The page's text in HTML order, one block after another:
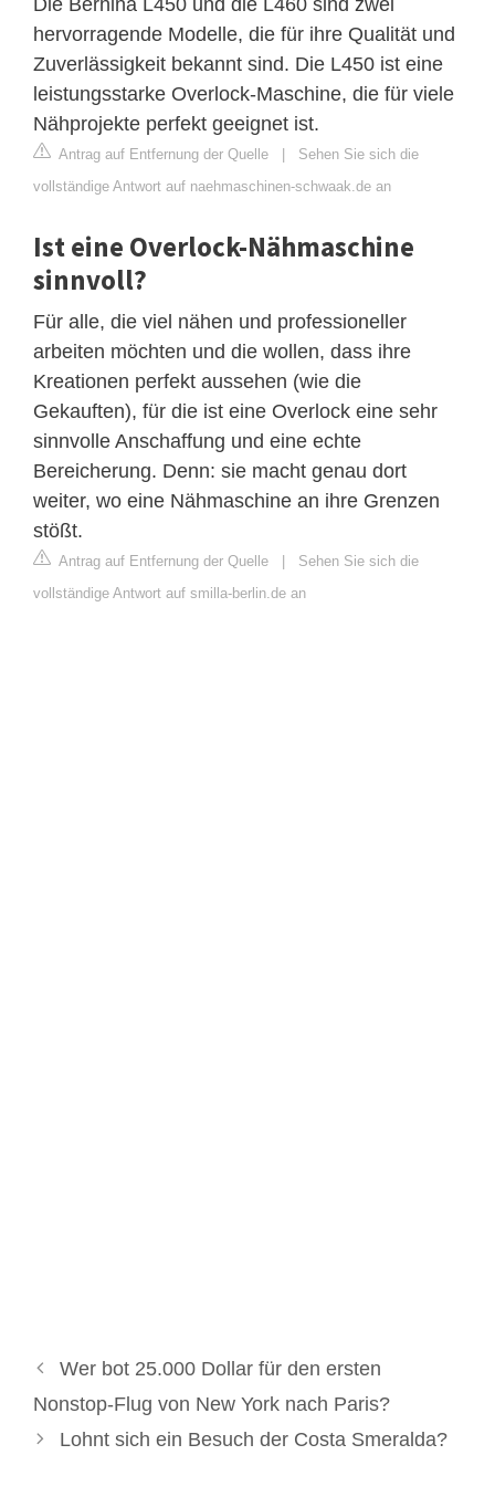
hervorragende Modelle, die für ihre Qualität und
Zuverlässigkeit bekannt sind. Die L450 ist eine
leistungsstarke Overlock-Maschine, die für viele
Nähprojekte perfekt geeignet ist.
Antrag auf Entfernung der Quelle | Sehen Sie sich die
vollständige Antwort auf naehmaschinen-schwaak.de an
Ist eine Overlock-Nähmaschine
sinnvoll?
Für alle, die viel nähen und professioneller
arbeiten möchten und die wollen, dass ihre
Kreationen perfekt aussehen (wie die
Gekauften), für die ist eine Overlock eine sehr
sinnvolle Anschaffung und eine echte
Bereicherung. Denn: sie macht genau dort
weiter, wo eine Nähmaschine an ihre Grenzen
stößt.
Antrag auf Entfernung der Quelle | Sehen Sie sich die
vollständige Antwort auf smilla-berlin.de an
Wer bot 25.000 Dollar für den ersten
Nonstop-Flug von New York nach Paris?
Lohnt sich ein Besuch der Costa Smeralda?